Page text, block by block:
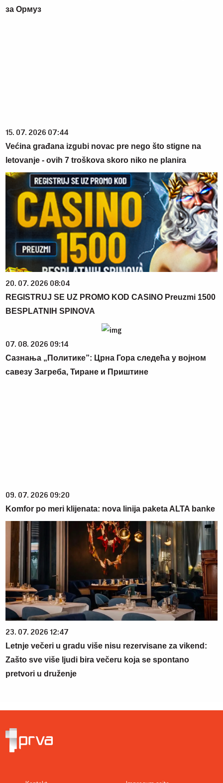
за Ормуз
15. 07. 2026 07:44
Većina građana izgubi novac pre nego što stigne na
letovanje - ovih 7 troškova skoro niko ne planira
20. 07. 2026 08:04
REGISTRUJ SE UZ PROMO KOD CASINO Preuzmi 1500
BESPLATNIH SPINOVA
07. 08. 2026 09:14
Сазнања „Политике”: Црна Гора следећа у војном
савезу Загреба, Тиране и Приштине
09. 07. 2026 09:20
Komfor po meri klijenata: nova linija paketa ALTA banke
23. 07. 2026 12:47
Letnje večeri u gradu više nisu rezervisane za vikend:
Zašto sve više ljudi bira večeru koja se spontano
pretvori u druženje